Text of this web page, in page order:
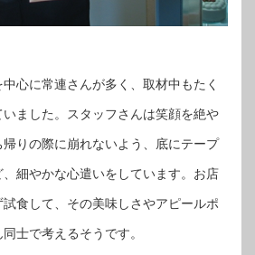
心に常連さんが多く、取材中もたく
ました。スタッフさんは笑顔を絶や
りの際に崩れないよう、底にテープ
細やかな心遣いをしています。お店
食して、その美味しさやアピールポ
士で考えるそうです。